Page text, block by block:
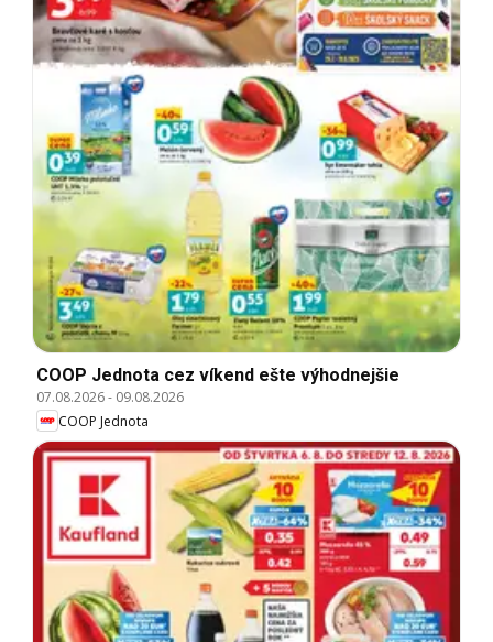
COOP Jednota cez víkend ešte výhodnejšie
07.08.2026- 09.08.2026
COOP Jednota